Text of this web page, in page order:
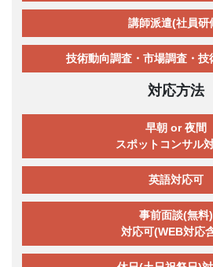
講師派遣(社員研
技術動向調査・市場調査・技
対応方法
早朝 or 夜間
スポットコンサル
英語対応可
事前面談(無料)
対応可(WEB対応